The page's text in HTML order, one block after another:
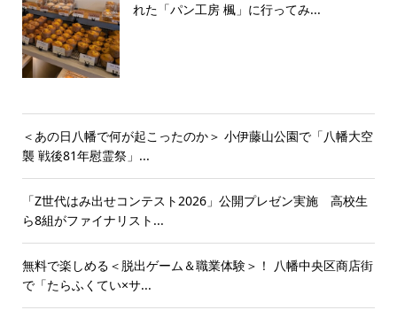
れた「パン工房 楓」に行ってみ...
＜あの日八幡で何が起こったのか＞ 小伊藤山公園で「八幡大空
襲 戦後81年慰霊祭」...
「Z世代はみ出せコンテスト2026」公開プレゼン実施 高校生
ら8組がファイナリスト...
無料で楽しめる＜脱出ゲーム＆職業体験＞！ 八幡中央区商店街
で「たらふくてい×サ...